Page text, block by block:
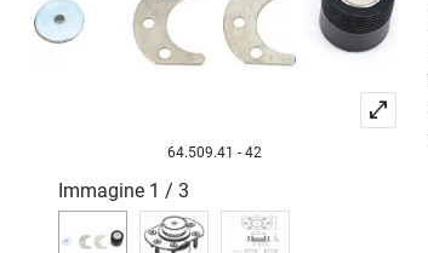
64.509.41 - 42
Immagine 1 / 3